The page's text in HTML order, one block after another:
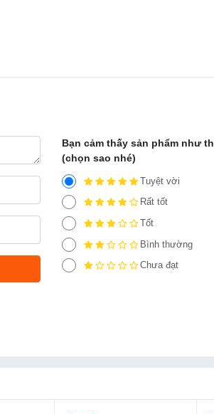
Bạn cảm thấy sản phẩm như
(chọn sao nhé)
Tuyệt vời
Rất tốt
Tốt
Bình thường
Chưa đạt